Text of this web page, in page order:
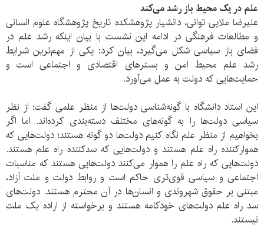
علم در یک محیط باز رشد می‌کند
علیرضا ملایی توانی، دانشیار پژوهشکده تاریخ پژوهشگاه علوم انسانی
و مطالعات فرهنگی در ادامه این نشست با بیان اینکه رشد علم در
فضای باز سیاسی شکل می‌گیرد، بیان کرد: یکی از مهم‌ترین شرایط
رشد علم محیط امن و بسترهای اقتصادی و اجتماعی است و
حمایت‌هایی که دولت‌ به عمل می‌آورد.
این استاد دانشگاه با گونه‌شناسی دولت‌ها از منظر علمی گفت: از نظر
سیاسی دولت‌ها را به گونه‌های مختلف دسته‌بندی کرده‌اند. اما اگر
بخواهیم از منظر علم نگاه کنیم دولت‌ها دو گونه هستند؛ دولت‌هایی که
هموارکننده راه علم هستند و دولت‌هایی که سدکننده راه علم هستند.
دولت‌هایی که راه علم را هموار می‌کنند دولت‌هایی هستند که مناسبات
اجتماعی و سیاسی قوی‌تری حاکم است و روابط دولت و ملت آزاد،
مبتنی بر حقوق شهروندی و انسان‌ها در آن محترم هستند. دولت‌های
سد راه علم دولت‌های خودکامه هستند و برخواسته از اراده یک ملت
نیستند.